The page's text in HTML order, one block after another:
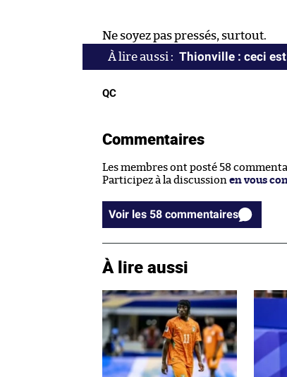
Ne soyez pas pressés, surtout.
Thionville : ceci
QC
Commentaires
Les membres ont posté 58
Participez à la discussion en vous
Voir les 58 commentaires
À lire aussi